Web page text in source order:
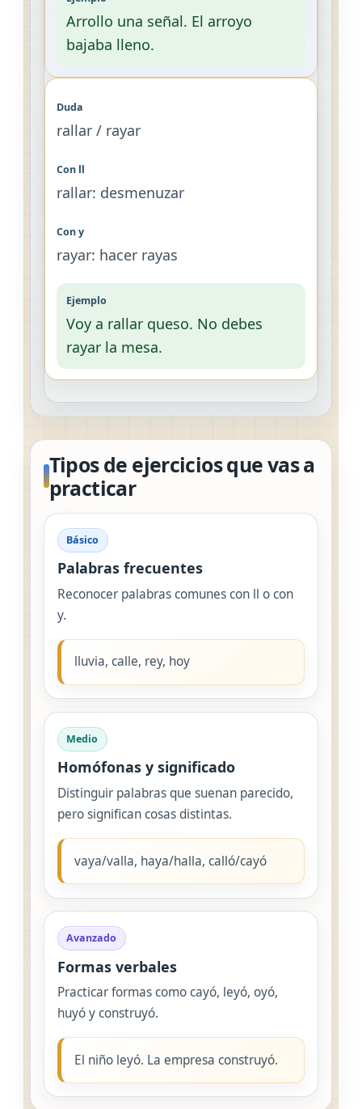
Arrollo una señal. El arroyo
bajaba lleno.
rallar / rayar
rallar: desmenuzar
rayar: hacer rayas
Voy a rallar queso. No debes
rayar la mesa.
Tipos de ejercicios que vas a
practicar
Básico
Palabras frecuentes
Reconocer palabras comunes con ll o con
y.
lluvia, calle, rey, hoy
Medio
Homófonas y significado
Distinguir palabras que suenan parecido,
pero significan cosas distintas.
vaya/valla, haya/halla, calló/cayó
Avanzado
Formas verbales
Practicar formas como cayó, leyó, oyó,
huyó y construyó.
El niño leyó. La empresa construyó.